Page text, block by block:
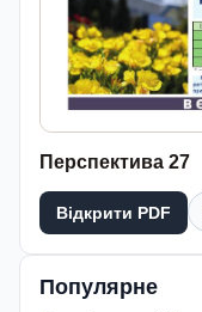
Перспектива 27
Відкрити PDF
Популярне